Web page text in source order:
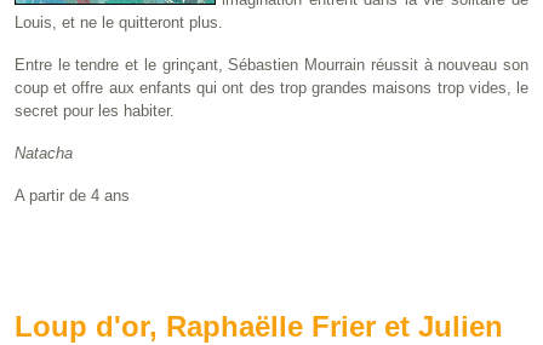
Louis, et ne le quitteront plus.
Entre le tendre et le grinçant, Sébastien Mourrain réussit à nouveau son
coup et offre aux enfants qui ont des trop grandes maisons trop vides, le
secret pour les habiter.
Natacha
A partir de 4 ans
Loup d'or, Raphaëlle Frier et Julien